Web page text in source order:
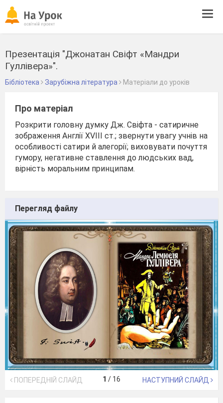
Презентація "Джонатан Свіфт «Мандри
Гуллівера»".
Бібліотека Зарубіжна література Матеріали до уроків
Про матеріал
Розкрити головну думку Дж. Свіфта - сатиричне
зображення Англії XVIII ст.; звернути увагу учнів на
особливості сатири й алегорії; виховувати почуття
гумору, негативне ставлення до людських вад,
вірність моральним принципам.
Перегляд файлу
ПОПЕРЕДНІЙ СЛАЙД 1 / 16 НАСТУПНИЙ СЛАЙД